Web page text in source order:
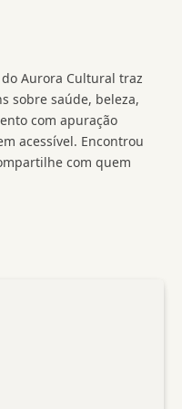
Aurora Cultural traz
sobre saúde, beleza,
com apuração
acessível. Encontrou
com quem